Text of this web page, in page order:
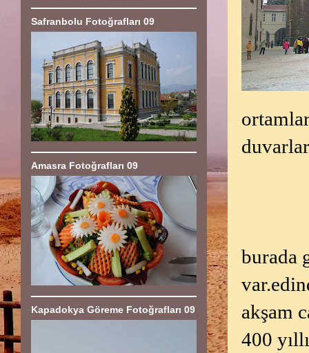
burada
akşam
400
Safranbolu Fotoğrafları 09
Amasra Fotoğrafları 09
Kapadokya Göreme Fotoğrafları 09